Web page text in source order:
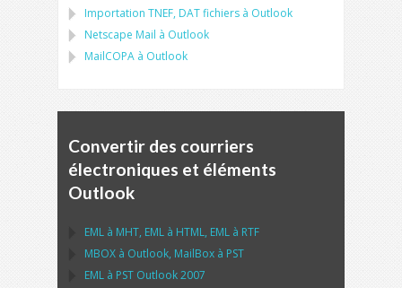
Importation TNEF, DATfichiers à Outlook
Netscape Mail à Outlook
MailCOPA à Outlook
Convertir des courriers
électroniques et éléments
Outlook
EML à MHT, EML à HTML, EML à RTF
MBOX à Outlook, MailBox à PST
EML à PST Outlook2007